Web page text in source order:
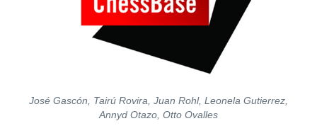
José Gascón, Tairú Rovira, Juan Rohl, Leonela Gutierrez,
Annyd Otazo, Otto Ovalles